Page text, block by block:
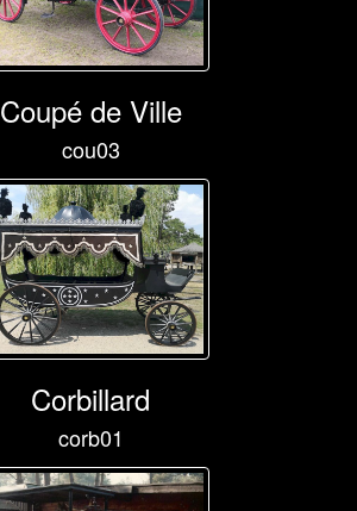
Coupé de Ville
cou03
Corbillard
corb01